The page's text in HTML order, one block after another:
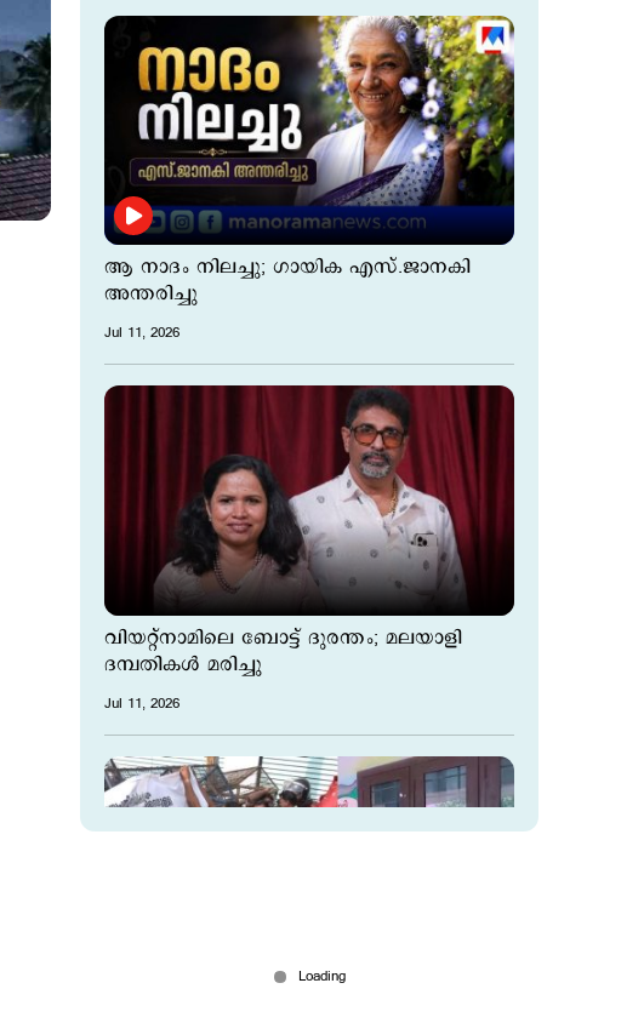
ആ നാദം നിലച്ചു; ഗായിക എസ്.ജാനകി
അന്തരിച്ചു
Jul 11, 2026
വിയറ്റ്‌നാമിലെ ബോട്ട് ദുരന്തം; മലയാളി
ദമ്പതികള്‍ മരിച്ചു
Jul 11, 2026